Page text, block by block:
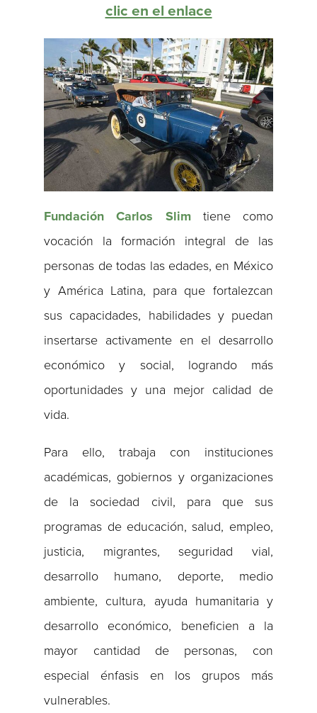
clic en el enlace
Fundación Carlos Slimtiene como
vocación la formación integral de las
personas de todas las edades, en México
y América Latina, para que fortalezcan
sus capacidades, habilidades y puedan
insertarse activamente en el desarrollo
económico y social, logrando más
oportunidades y una mejor calidad de
vida.
Para ello, trabaja con instituciones
académicas, gobiernos y organizaciones
de la sociedad civil, para que sus
programas de educación, salud, empleo,
justicia, migrantes, seguridad vial,
desarrollo humano, deporte, medio
ambiente, cultura, ayuda humanitaria y
desarrollo económico, beneficien a la
mayor cantidad de personas, con
especial énfasis en los grupos más
vulnerables.